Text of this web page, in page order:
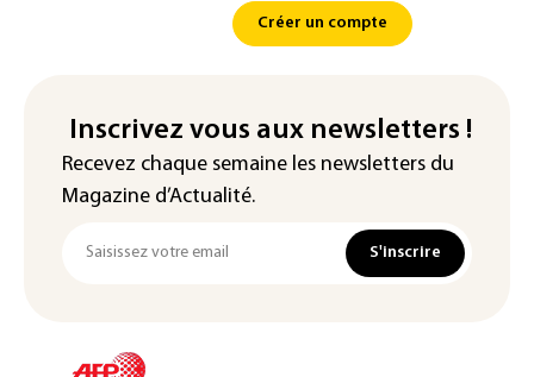
Créer un compte
Inscrivez vous aux newsletters !
Recevez chaque semaine les newsletters du
Magazine d’Actualité.
S'inscrire